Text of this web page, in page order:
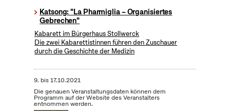
Katsong: "La Pharmiglia – Organisiertes
Gebrechen"
Kabarett im Bürgerhaus Stollwerck
Die zwei Kabarettistinnen führen den Zuschauer
durch die Geschichte der Medizin
9. bis17.10.2021
Die genauen Veranstaltungsdaten können dem
Programm auf der Website des Veranstalters
entnommen werden.